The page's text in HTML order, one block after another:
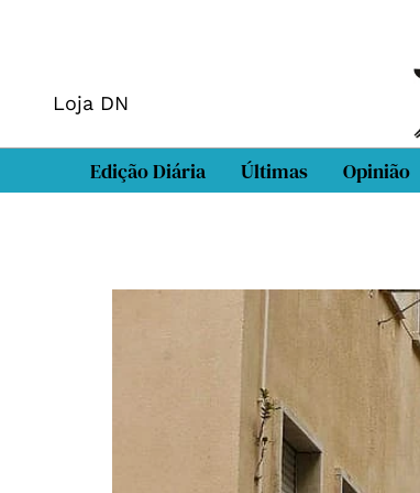
Loja DN
Edição Diária Últimas Opinião